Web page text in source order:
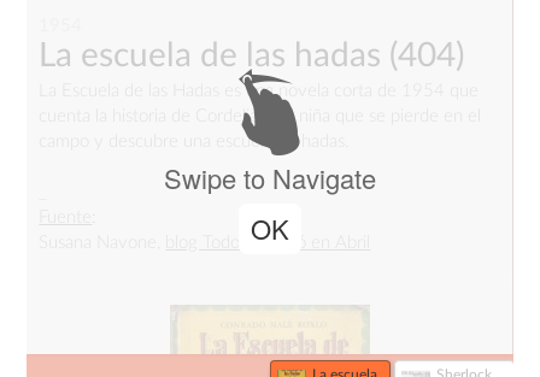
La escuela de las hadas (404)
La Escuela de las Hadas es una novela corta de 1954 que
cuenta la historia de Cordelia, una niña que se pierde en el
campo y descubre una escuela de hadas.
blog Todo empezó en Abril
Swipe to Navigate
OK